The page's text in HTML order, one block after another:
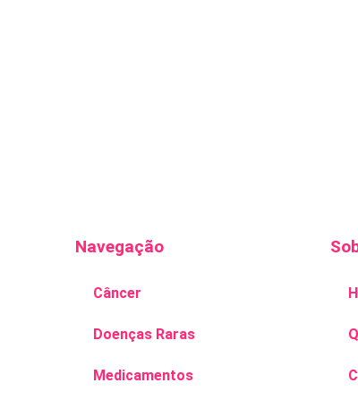
Navegação
Câncer
Doenças Raras
Medicamentos